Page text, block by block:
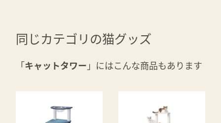
同じカテゴリの猫グッズ
「キャットタワー 」にはこんな商品もあります